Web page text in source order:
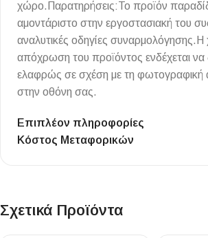
χώρο.Παρατηρήσεις:Το προϊόν
αμοντάριστο στην εργοστασιακή του
αναλυτικές οδηγίες συναρμολόγησης.Η
απόχρωση του προϊόντος ενδέχεται να
ελαφρώς σε σχέση με τη φωτογραφική
στην οθόνη σας.
Επιπλέον πληροφορίες
Κόστος Μεταφορικών
Σχετικά Προϊόντα